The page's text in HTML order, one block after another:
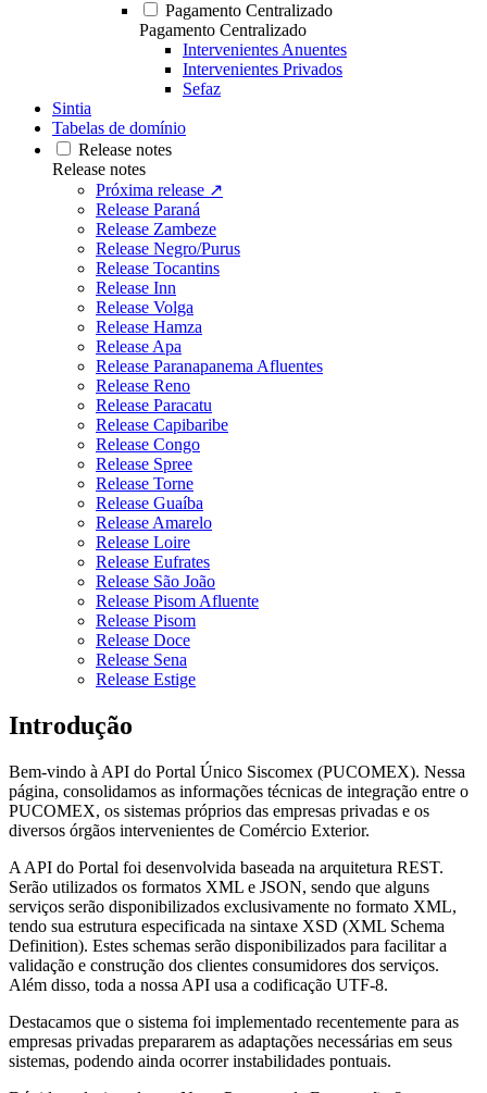
Pagamento Centralizado
Pagamento Centralizado
Intervenientes Anuentes
Intervenientes Privados
Sefaz
Sintia
Tabelas de domínio
Release notes
Release notes
Próxima release ↗
Release Paraná
Release Zambeze
Release Negro/Purus
Release Tocantins
Release Inn
Release Volga
Release Hamza
Release Apa
Release Paranapanema Afluentes
Release Reno
Release Paracatu
Release Capibaribe
Release Congo
Release Spree
Release Torne
Release Guaíba
Release Amarelo
Release Loire
Release Eufrates
Release São João
Release Pisom Afluente
Release Pisom
Release Doce
Release Sena
Release Estige
Introdução
Bem-vindo à API do Portal Único Siscomex (PUCOMEX). Nessa
página, consolidamos as informações técnicas de integração entre o
PUCOMEX, os sistemas próprios das empresas privadas e os
diversos órgãos intervenientes de Comércio Exterior.
A API do Portal foi desenvolvida baseada na arquitetura REST.
Serão utilizados os formatos XML e JSON, sendo que alguns
serviços serão disponibilizados exclusivamente no formato XML,
tendo sua estrutura especificada na sintaxe XSD (XML Schema
Definition). Estes schemas serão disponibilizados para facilitar a
validação e construção dos clientes consumidores dos serviços.
Além disso, toda a nossa API usa a codificação UTF-8.
Destacamos que o sistema foi implementado recentemente para as
empresas privadas prepararem as adaptações necessárias em seus
sistemas, podendo ainda ocorrer instabilidades pontuais.